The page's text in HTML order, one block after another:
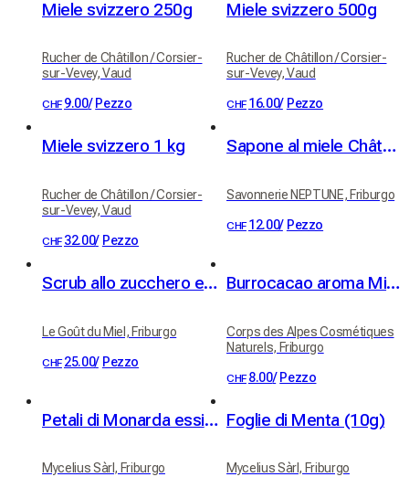
Miele svizzero 250g
Rucher de Châtillon / Corsier-
sur-Vevey, Vaud
CHF 9.00/ Pezzo
Miele svizzero 500g
Rucher de Châtillon / Corsier-
sur-Vevey, Vaud
CHF 16.00/ Pezzo
Miele svizzero 1 kg
Rucher de Châtillon / Corsier-
sur-Vevey, Vaud
CHF 32.00/ Pezzo
Sapone al miele Château - Biologico
Savonnerie NEPTUNE, Friburgo
CHF 12.00/ Pezzo
Scrub allo zucchero e miele dei nostri apiari - profumo miele-limone
Le Goût du Miel, Friburgo
CHF 25.00/ Pezzo
Burrocacao aroma Miele
Corps des Alpes Cosmétiques
Naturels, Friburgo
CHF 8.00/ Pezzo
Petali di Monarda essiccati (10g)
Mycelius Sàrl, Friburgo
Foglie di Menta (10g)
Mycelius Sàrl, Friburgo